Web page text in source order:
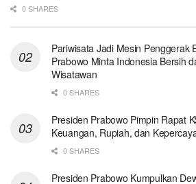
0 SHARES
Pariwisata Jadi Mesin Penggerak
Prabowo Minta Indonesia Bersih
Wisatawan
0 SHARES
Presiden Prabowo Pimpin Rapat
Keuangan, Rupiah, dan
0 SHARES
Presiden Prabowo Kumpulkan